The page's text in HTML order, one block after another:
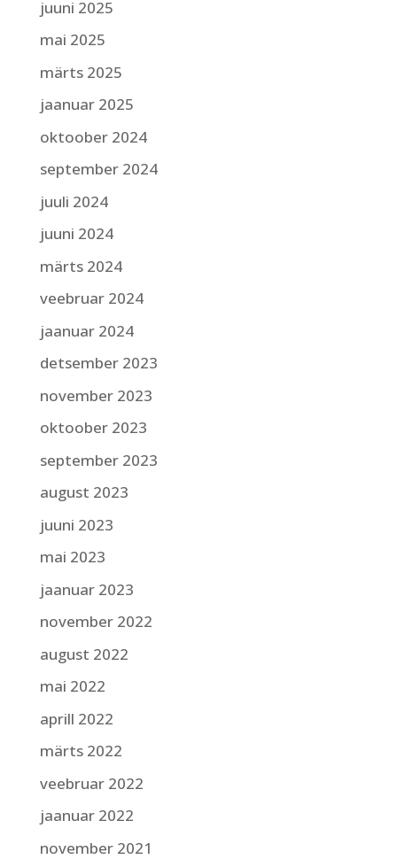
juuni 2025
mai 2025
märts 2025
jaanuar 2025
oktoober 2024
september 2024
juuli 2024
juuni 2024
märts 2024
veebruar 2024
jaanuar 2024
detsember 2023
november 2023
oktoober 2023
september 2023
august 2023
juuni 2023
mai 2023
jaanuar 2023
november 2022
august 2022
mai 2022
aprill 2022
märts 2022
veebruar 2022
jaanuar 2022
november 2021